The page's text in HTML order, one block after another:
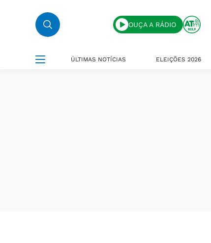
OUÇA A RÁDIO
ÚLTIMAS NOTÍCIAS ELEIÇÕES 2026